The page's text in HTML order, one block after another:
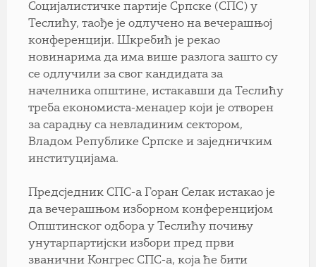
Социјалистичке партије Српске (СПС) у
Теслићу, таође је одлучено на вечерашњој
конференцији. Шкребић је рекао
новинарима да има више разлога зашто су
се одлучили за свог кандидата за
начелника општине, истакавши да Теслићу
треба економиста-менаџер који је отворен
за сарадњу са невладиним сектором,
Владом Републике Српске и заједничким
институцијама.
Предсједник СПС-а Горан Селак истакао је
да вечерашњом изборном конференцијом
Општинског одбора у Теслићу почињу
унутарпартијски избори пред први
званични Конгрес СПС-а, која ће бити